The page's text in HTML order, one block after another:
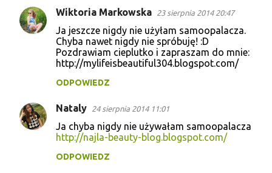
n
t
Wiktoria Markowska 23 sierpnia 2014 20:47
Ja jeszcze nigdy nie użyłam samoopalacza.
Chyba nawet nigdy nie spróbuję! :D
Pozdrawiam cieplutko i zapraszam do mnie:
http://mylifeisbeautiful304.blogspot.com/
ODPOWIEDZ
Nataly 24 sierpnia 2014 11:01
Ja chyba nigdy nie używałam samoopalacza
http://najla-beauty-blog.blogspot.com/
ODPOWIEDZ